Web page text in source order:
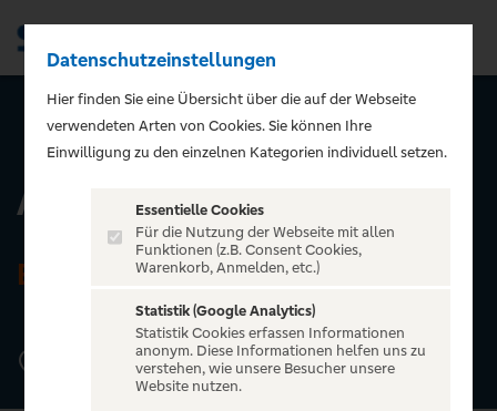
ZURÜCK ZUR STARTSEITE
Admiralspalast
BERLIN
Friedrichstraße 101, 10117 Berlin
Datenschutzeinstellungen
Hier finden Sie eine Übersicht über die auf der Webseite
verwendeten Arten von Cookies. Sie können Ihre
Einwilligung zu den einzelnen Kategorien individuell setzen.
Essentielle Cookies
Für die Nutzung der Webseite mit allen
Funktionen (z.B. Consent Cookies,
Warenkorb, Anmelden, etc.)
Statistik (Google Analytics)
Statistik Cookies erfassen Informationen
anonym. Diese Informationen helfen uns zu
verstehen, wie unsere Besucher unsere
Website nutzen.